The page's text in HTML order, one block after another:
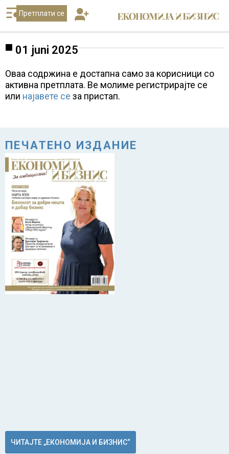
Претплати се
01 juni 2025
Оваа содржина е достапна само за корисници со
активна претплата. Ве молиме регистрирајте се
или најавете се за пристап.
ПЕЧАТЕНО ИЗДАНИЕ
ЧИТАЈТЕ „ЕКОНОМИЈА И БИЗНИС“